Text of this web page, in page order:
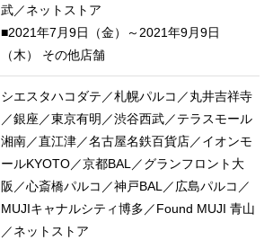
武／ネットストア
■2021年7月9日（金）～2021年9月9日
（木） その他店舗
シエスタハコダテ／札幌パルコ／丸井吉祥寺
／銀座／東京有明／渋谷西武／テラスモール
湘南／直江津／名古屋名鉄百貨店／イオンモ
ールKYOTO／京都BAL／グランフロント大
阪／心斎橋パルコ／神戸BAL／広島パルコ／
MUJIキャナルシティ博多／Found MUJI 青山
／ネットストア